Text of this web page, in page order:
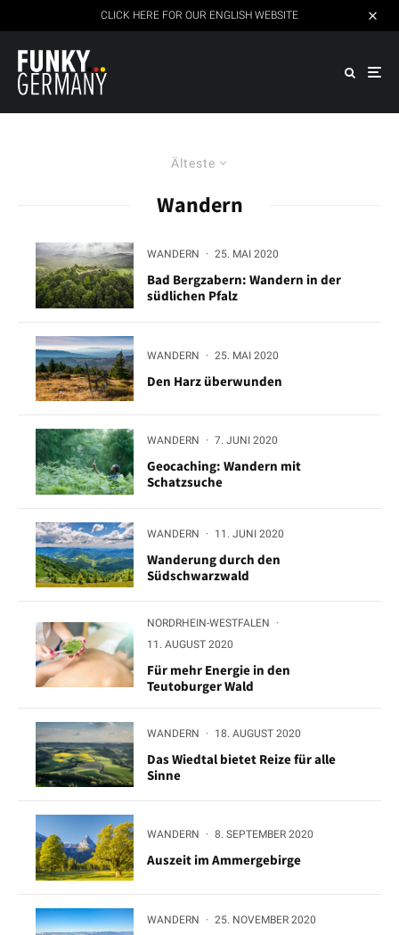
CLICK HERE FOR OUR ENGLISH WEBSITE
Älteste
Wandern
WANDERN · 25. MAI 2020
Bad Bergzabern: Wandern in der
südlichen Pfalz
WANDERN · 25. MAI 2020
Den Harz überwunden
WANDERN · 7. JUNI 2020
Geocaching: Wandern mit
Schatzsuche
WANDERN · 11. JUNI 2020
Wanderung durch den
Südschwarzwald
NORDRHEIN-WESTFALEN
·
11. AUGUST 2020
Für mehr Energie in den
Teutoburger Wald
WANDERN · 18. AUGUST 2020
Das Wiedtal bietet Reize für alle
Sinne
WANDERN · 8. SEPTEMBER 2020
Auszeit im Ammergebirge
WANDERN · 25. NOVEMBER 2020